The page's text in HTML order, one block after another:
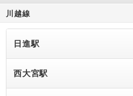
川越線
日進駅
西大宮駅